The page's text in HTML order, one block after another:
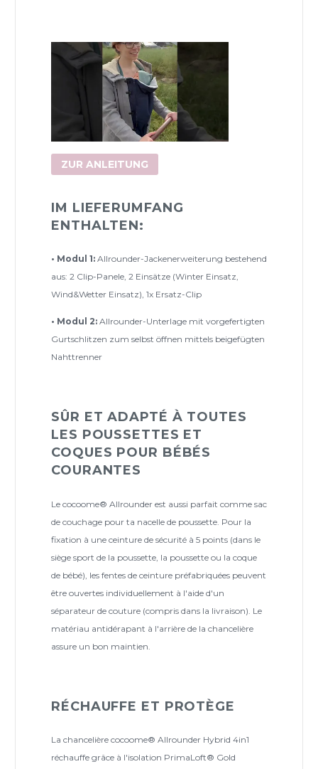
ZUR ANLEITUNG
IM LIEFERUMFANG
ENTHALTEN:
• Modul 1: Allrounder-Jackenerweiterung bestehend
aus: 2 Clip-Panele, 2 Einsätze (Winter Einsatz,
Wind&Wetter Einsatz), 1x Ersatz-Clip
• Modul 2: Allrounder-Unterlage mit vorgefertigten
Gurtschlitzen zum selbst öffnen mittels beigefügten
Nahttrenner
SÛR ET ADAPTÉ À TOUTES
LES POUSSETTES ET
COQUES POUR BÉBÉS
COURANTES
Le cocoome® Allrounder est aussi parfait comme sac
de couchage pour ta nacelle de poussette. Pour la
fixation à une ceinture de sécurité à 5 points (dans le
siège sport de la poussette, la poussette ou la coque
de bébé), les fentes de ceinture préfabriquées peuvent
être ouvertes individuellement à l'aide d'un
séparateur de couture (compris dans la livraison). Le
matériau antidérapant à l'arrière de la chancelière
assure un bon maintien.
RÉCHAUFFE ET PROTÈGE
La chancelière cocoome® Allrounder Hybrid 4in1
réchauffe grâce à l'isolation PrimaLoft® Gold